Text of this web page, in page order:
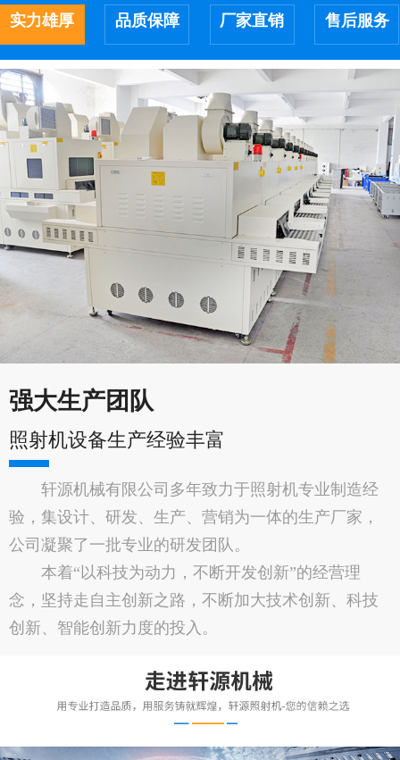
实力雄厚 品质保障 厂家直销 售后服务
强大生产团队
照射机设备生产经验丰富
轩源机械有限公司多年致力于照射机专业制造经
验，集设计、研发、生产、营销为一体的生产厂家，
公司凝聚了一批专业的研发团队。
本着“以科技为动力，不断开发创新”的经营理
念，坚持走自主创新之路，不断加大技术创新、科技
创新、智能创新力度的投入。